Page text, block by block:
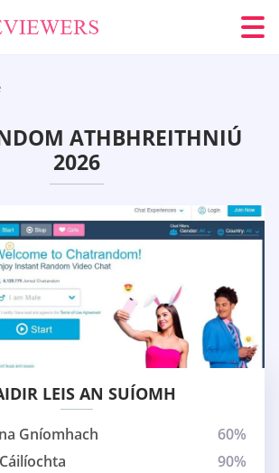
ATHBHREITHNIÚ
2026
LEIS AN SUÍOMH
Gníomhach
60%
90%